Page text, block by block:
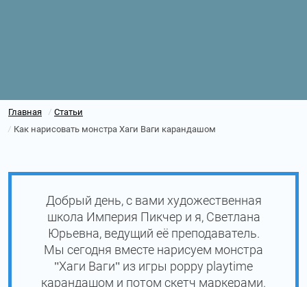
Главная / Статьи
/ Как нарисовать монстра Хаги Ваги карандашом
Добрый день, с вами художественная
школа Империя Пикчер и я, Светлана
Юрьевна, ведущий её преподаватель.
Мы сегодня вместе нарисуем монстра
"Хаги Ваги" из игры poppy playtime
карандашом и потом скетч маркерами.